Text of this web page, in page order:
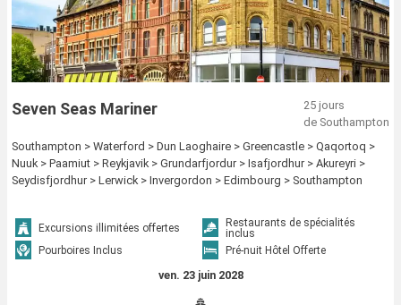
Seven Seas Mariner
25 jours
de Southampton
Southampton > Waterford > Dun Laoghaire > Greencastle > Qaqortoq >
Nuuk > Paamiut > Reykjavik > Grundarfjordur > Isafjordhur > Akureyri >
Seydisfjordhur > Lerwick > Invergordon > Edimbourg > Southampton
Excursions illimitées offertes
Restaurants de spécialités
inclus
Pourboires Inclus
Pré-nuit Hôtel Offerte
ven. 23 juin 2028